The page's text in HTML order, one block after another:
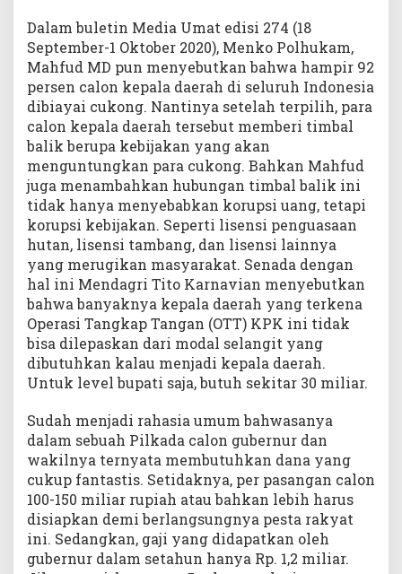
Dalam buletin Media Umat edisi 274 (18
September-1 Oktober 2020), Menko Polhukam,
Mahfud MD pun menyebutkan bahwa hampir 92
persen calon kepala daerah di seluruh Indonesia
dibiayai cukong. Nantinya setelah terpilih, para
calon kepala daerah tersebut memberi timbal
balik berupa kebijakan yang akan
menguntungkan para cukong. Bahkan Mahfud
juga menambahkan hubungan timbal balik ini
tidak hanya menyebabkan korupsi uang, tetapi
korupsi kebijakan. Seperti lisensi penguasaan
hutan, lisensi tambang, dan lisensi lainnya
yang merugikan masyarakat. Senada dengan
hal ini Mendagri Tito Karnavian menyebutkan
bahwa banyaknya kepala daerah yang terkena
Operasi Tangkap Tangan (OTT) KPK ini tidak
bisa dilepaskan dari modal selangit yang
dibutuhkan kalau menjadi kepala daerah.
Untuk level bupati saja, butuh sekitar 30 miliar.
Sudah menjadi rahasia umum bahwasanya
dalam sebuah Pilkada calon gubernur dan
wakilnya ternyata membutuhkan dana yang
cukup fantastis. Setidaknya, per pasangan calon
100-150 miliar rupiah atau bahkan lebih harus
disiapkan demi berlangsungnya pesta rakyat
ini. Sedangkan, gaji yang didapatkan oleh
gubernur dalam setahun hanya Rp. 1,2 miliar.